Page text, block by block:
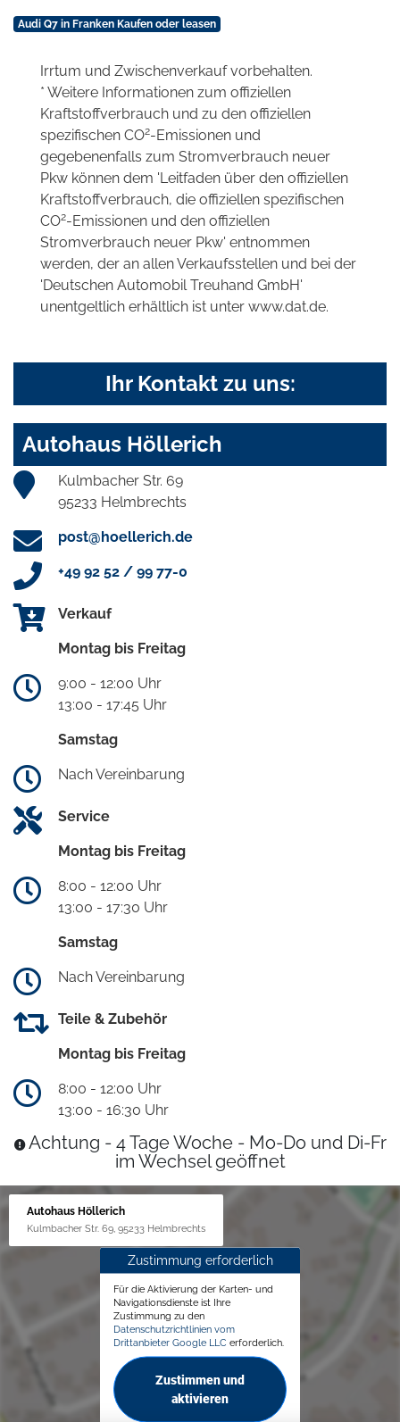
Audi Q7 in Franken Kaufen oder leasen
Irrtum und Zwischenverkauf vorbehalten.
* Weitere Informationen zum offiziellen
Kraftstoffverbrauch und zu den offiziellen
spezifischen CO2-Emissionen und
gegebenenfalls zum Stromverbrauch neuer
Pkw können dem 'Leitfaden über den offiziellen
Kraftstoffverbrauch, die offiziellen spezifischen
CO2-Emissionen und den offiziellen
Stromverbrauch neuer Pkw' entnommen
werden, der an allen Verkaufsstellen und bei der
'Deutschen Automobil Treuhand GmbH'
unentgeltlich erhältlich ist unter www.dat.de.
Ihr Kontakt zu uns:
Autohaus Höllerich
Kulmbacher Str. 69
95233 Helmbrechts
post@hoellerich.de
+49 92 52 / 99 77-0
Verkauf
Montag bis Freitag
9:00 - 12:00 Uhr
13:00 - 17:45 Uhr
Samstag
Nach Vereinbarung
Service
Montag bis Freitag
8:00 - 12:00 Uhr
13:00 - 17:30 Uhr
Samstag
Nach Vereinbarung
Teile & Zubehör
Montag bis Freitag
8:00 - 12:00 Uhr
13:00 - 16:30 Uhr
Achtung - 4 Tage Woche - Mo-Do und Di-Fr
im Wechsel geöffnet
Autohaus Höllerich
Kulmbacher Str. 69, 95233 Helmbrechts
Zustimmung erforderlich
Für die Aktivierung der Karten- und
Navigationsdienste ist Ihre
Zustimmung zu den
Datenschutzrichtlinien vom
Drittanbieter Google LLC erforderlich.
Zustimmen und
aktivieren